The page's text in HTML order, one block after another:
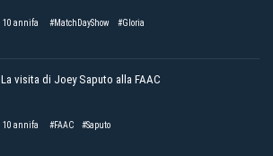
10 annifa #MatchDayShow #Gloria
La visita di Joey Saputo alla FAAC
10 annifa #FAAC #Saputo